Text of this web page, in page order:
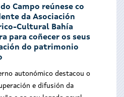
Campo reúnese co
da Asociación
Cultural Bahía
para coñecer os seus
do patrimonio
autonómico destacou o
e difusión da